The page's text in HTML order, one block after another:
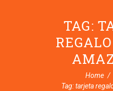
TAG:
Home
Tag: tarjeta